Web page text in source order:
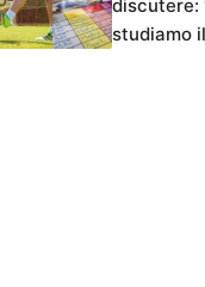
discutere:
studiamo